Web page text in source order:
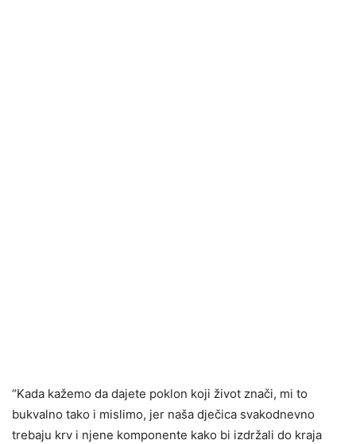
“Kada kažemo da dajete poklon koji život znači, mi to
bukvalno tako i mislimo, jer naša dječica svakodnevno
trebaju krv i njene komponente kako bi izdržali do kraja